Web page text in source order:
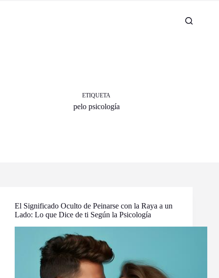
ETIQUETA
pelo psicología
El Significado Oculto de Peinarse con la Raya a un
Lado: Lo que Dice de ti Según la Psicología